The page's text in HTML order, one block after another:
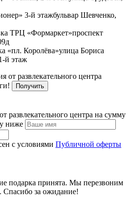
3-й этажбульвар Шевченко,
ТРЦ «Формаркет»проспект
«пл. Королёва»улица Бориса
й этаж
от развлекательного центра
Получить
развлекательного центра на сумму
ниже
с условиями Публичной оферты
подарка принята. Мы перезвоним
за ожидание!